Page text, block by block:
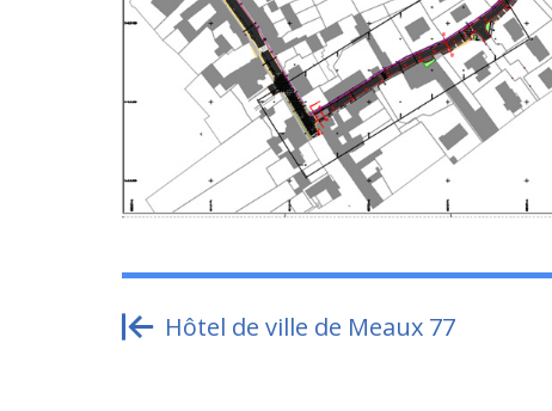
Hôtel de ville de Meaux 77